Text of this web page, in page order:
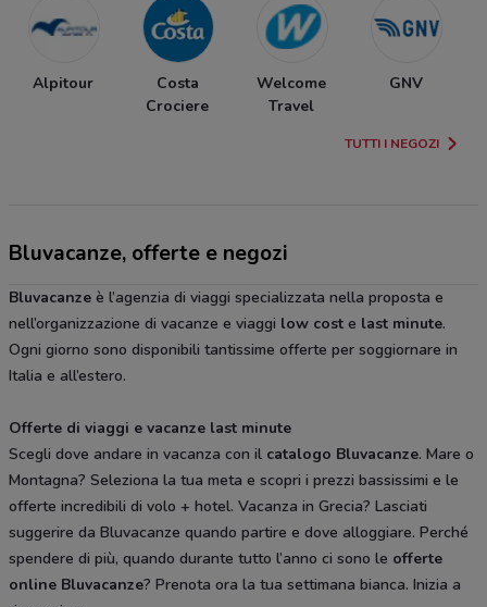
Alpitour
Costa
Crociere
Welcome
Travel
GNV
TUTTI I NEGOZI
Bluvacanze, offerte e negozi
Bluvacanze è l’agenzia di viaggi specializzata nella proposta e
nell’organizzazione di vacanze e viaggi low cost e last minute.
Ogni giorno sono disponibili tantissime offerte per soggiornare in
Italia e all’estero.
Offerte di viaggi e vacanze last minute
Scegli dove andare in vacanza con il catalogo Bluvacanze. Mare o
Montagna? Seleziona la tua meta e scopri i prezzi bassissimi e le
offerte incredibili di volo + hotel. Vacanza in Grecia? Lasciati
suggerire da Bluvacanze quando partire e dove alloggiare. Perché
spendere di più, quando durante tutto l’anno ci sono le offerte
online Bluvacanze? Prenota ora la tua settimana bianca. Inizia a